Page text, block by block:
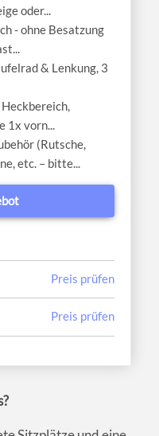
oder...
- ohne Besatzung
& Lenkung, 3
vorn...
(Rutsche,
etc. – bitte...
Preis prüfen
Preis prüfen